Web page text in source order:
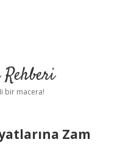
bir macera!
Zam